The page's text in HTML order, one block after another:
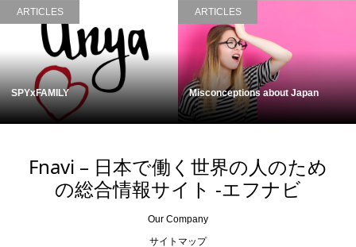
ARTICLES
SPYxFAMILY
ARTICLES
Misconceptions about Japan
Fnavi – 日本で働く世界の人のため
の総合情報サイト -エフナビ
Our Company
サイトマップ